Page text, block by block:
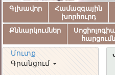
Գլխավոր
Համազգային
խորհուրդ
Քննարկումներ
Մուտք
Գրանցում